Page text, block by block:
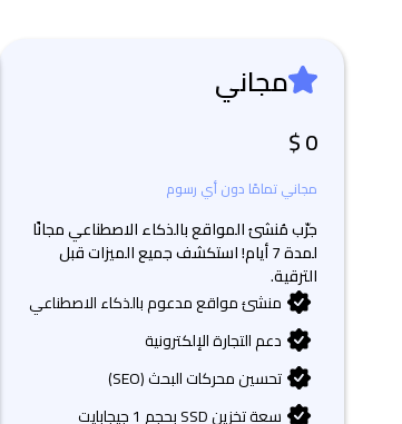
مجاني
0 $
مجاني تمامًا دون أي رسوم
جرّب مُنشئ المواقع بالذكاء الاصطناعي مجانًا
لمدة 7 أيام! استكشف جميع الميزات قبل
الترقية.
منشئ مواقع مدعوم بالذكاء الاصطناعي
دعم التجارة الإلكترونية
تحسين محركات البحث (SEO)
سعة تخزين SSD بحجم 1 جيجابايت